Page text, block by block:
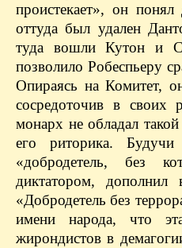
проистекает», он
оттуда был удален
туда вошли Кутон и
позволило Робеспьеру
Опираясь на Комитет,
сосредоточив в
монарх не обладал
его риторика.
«добродетель, без
диктатором, дополнил
«Добродетель без
имени народа, что
жирондистов в